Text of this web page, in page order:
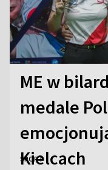
ME w
medale
Kielcach
SPORT